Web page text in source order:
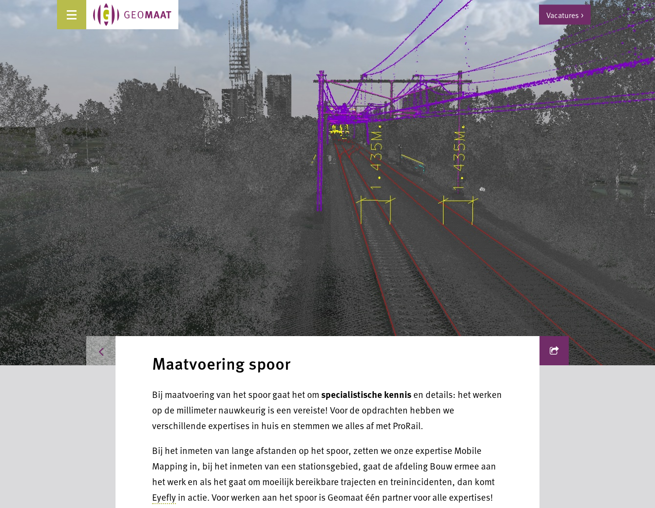
Vacatures >
Maatvoering spoor
Bij maatvoering van het spoor gaat het omspecialistische kennisen details: het werken
op de millimeter nauwkeurig is een vereiste! Voor de opdrachten hebben we
verschillende expertises in huis en stemmen we alles af met ProRail.
Bij het inmeten van lange afstanden op het spoor, zetten we onze expertise Mobile
Mapping in, bij het inmeten van een stationsgebied, gaat de afdeling Bouw ermee aan
het werk en als het gaat om moeilijk bereikbare trajecten en treinincidenten, dan komt
Eyeflyin actie. Voor werken aan het spoor is Geomaat één partner voor alle expertises!